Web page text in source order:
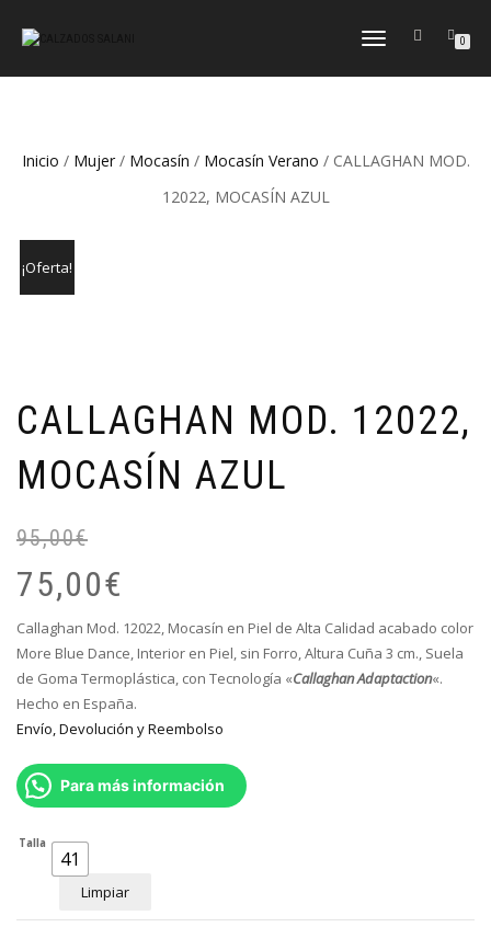
CAMBIAR
0
Inicio / Mujer/ Mocasín / Mocasín Verano / CALLAGHAN MOD.
12022, MOCASÍN AZUL
¡Oferta!
CALLAGHAN MOD. 12022,
MOCASÍN AZUL
95,00€
75,00€
Callaghan Mod. 12022, Mocasín en Piel de Alta Calidad acabado color
More Blue Dance, Interior en Piel, sin Forro, Altura Cuña 3 cm., Suela
de Goma Termoplástica, con Tecnología «Callaghan Adaptaction«.
Hecho en España.
Envío, Devolución y Reembolso
Para más información
Talla
41
Limpiar